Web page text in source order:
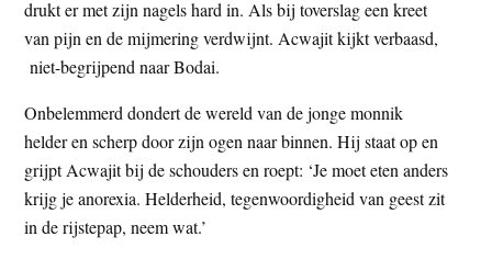
drukt er met zijn nagels hard in. Als bij toverslag een kreet
van pijn en de mijmering verdwijnt. Acwajit kijkt verbaasd,
niet-begrijpend naar Bodai.
Onbelemmerd dondert de wereld van de jonge monnik
helder en scherp door zijn ogen naar binnen. Hij staat op en
grijpt Acwajit bij de schouders en roept: ‘Je moet eten anders
krijg je anorexia. Helderheid, tegenwoordigheid van geest zit
in de rijstepap, neem wat.’